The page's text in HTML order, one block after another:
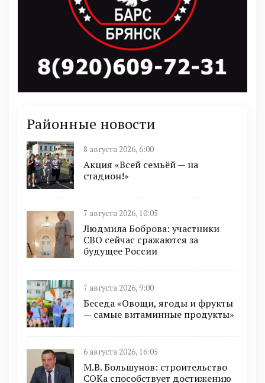
Районные новости
8 августа 2026, 6:00
Акция «Всей семьёй — на
стадион!»
7 августа 2026, 10:05
Людмила Боброва: участники
СВО сейчас сражаются за
будущее России
7 августа 2026, 9:00
Беседа «Овощи, ягоды и фрукты
— самые витаминные продукты»
6 августа 2026, 16:05
М.В. Большунов: строительство
СОКа способствует достижению